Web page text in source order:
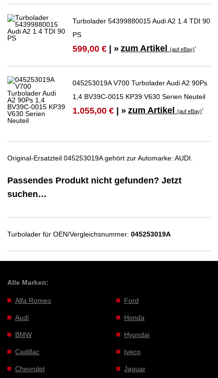
Turbolader 54399880015 Audi A2 1.4 TDI 90
PS
599,00 € | » zum Artikel(auf eBay)*
045253019A V700 Turbolader Audi A2 90Ps
1,4 BV39C-0015 KP39 V630 Serien Neuteil
1.055,00 € | » zum Artikel(auf eBay)*
Original-Ersatzteil 045253019A gehört zur Automarke: AUDI.
Passendes Produkt nicht gefunden? Jetzt
suchen…
Turbolader für OEN/Vergleichsnummer: 045253019A
Alle Marken:
Alfa Romeo
Audi
BMW
Cadillac
Chevrolet
Ford
Honda
Hyundai
Iveco
Jaguar